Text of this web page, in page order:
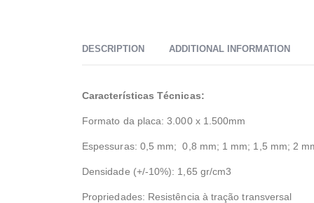
DESCRIPTION ADDITIONAL INFORMATION
Características Técnicas:
Formato da placa: 3.000 x 1.500mm
Espessuras: 0,5 mm; 0,8 mm; 1 mm; 1,5 mm; 2
Densidade (+/-10%): 1,65 gr/cm3
Propriedades: Resistência à tração transversal